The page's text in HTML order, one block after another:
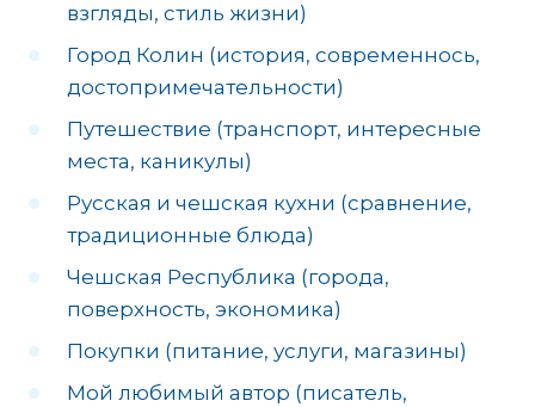
взгляды, стиль жизни)
Город Колин (история, современнось,
достопримечательности)
Путешествие (транспорт, интересные
места, каникулы)
Русская и чешская кухни (сравнение,
традиционные блюда)
Чешская Республика (города,
поверхность, экономика)
Покупки (питание, услуги, магазины)
Мой любимый автор (писатель,